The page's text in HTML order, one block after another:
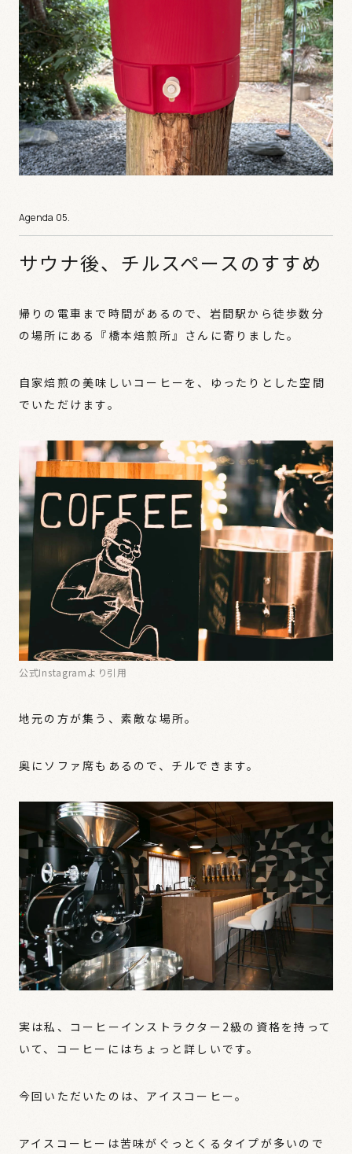
サウナ後、チルスペースのすすめ
帰りの電車まで時間があるので、岩間駅から徒歩数分
の場所にある『橋本焙煎所』さんに寄りました。
自家焙煎の美味しいコーヒーを、ゆったりとした空間
でいただけます。
公式Instagramより引用
地元の方が集う、素敵な場所。
奥にソファ席もあるので、チルできます。
実は私、コーヒーインストラクター2級の資格を持って
いて、コーヒーにはちょっと詳しいです。
今回いただいたのは、アイスコーヒー。
アイスコーヒーは苦味がぐっとくるタイプが多いので